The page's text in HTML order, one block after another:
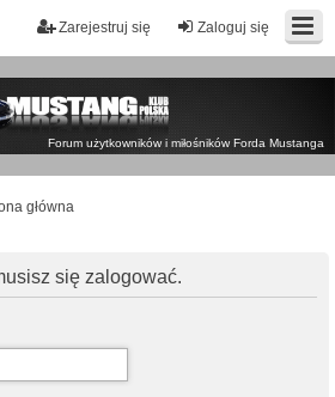
Zaloguj się
Zarejestruj się
Forum użytkowników i miłośników Forda Mustanga
główna
się zalogować.